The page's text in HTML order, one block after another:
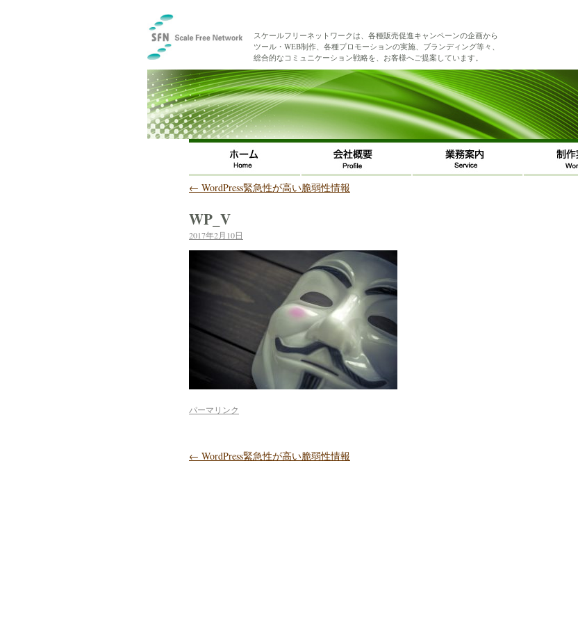
スケールフリーネットワークは、各種販売促進キャンペーンの企画から
ツール・WEB制作、各種プロモーションの実施、ブランディング等々、
総合的なコミュニケーション戦略を、お客様へご提案しています。
← WordPress緊急性が高い脆弱性情報
WP_V
2017年2月10日
パーマリンク
← WordPress緊急性が高い脆弱性情報